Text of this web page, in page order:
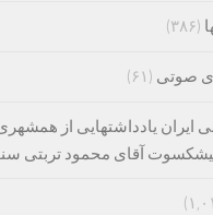
(۳۸۶)
صوتی (۶۱)
ایران یادداشتهایی از
پیشکسوت آقای محمود تربتی